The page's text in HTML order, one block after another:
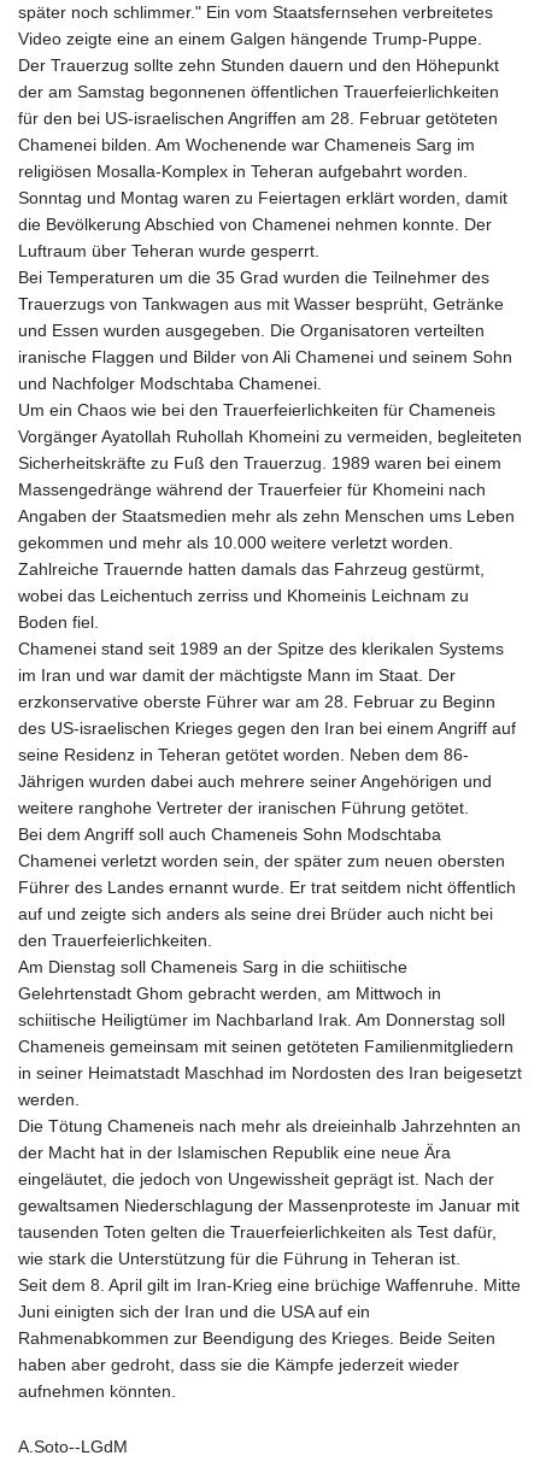
später noch schlimmer." Ein vom Staatsfernsehen verbreitetes
Video zeigte eine an einem Galgen hängende Trump-Puppe.
Der Trauerzug sollte zehn Stunden dauern und den Höhepunkt
der am Samstag begonnenen öffentlichen Trauerfeierlichkeiten
für den bei US-israelischen Angriffen am 28. Februar getöteten
Chamenei bilden. Am Wochenende war Chameneis Sarg im
religiösen Mosalla-Komplex in Teheran aufgebahrt worden.
Sonntag und Montag waren zu Feiertagen erklärt worden, damit
die Bevölkerung Abschied von Chamenei nehmen konnte. Der
Luftraum über Teheran wurde gesperrt.
Bei Temperaturen um die 35 Grad wurden die Teilnehmer des
Trauerzugs von Tankwagen aus mit Wasser besprüht, Getränke
und Essen wurden ausgegeben. Die Organisatoren verteilten
iranische Flaggen und Bilder von Ali Chamenei und seinem Sohn
und Nachfolger Modschtaba Chamenei.
Um ein Chaos wie bei den Trauerfeierlichkeiten für Chameneis
Vorgänger Ayatollah Ruhollah Khomeini zu vermeiden, begleiteten
Sicherheitskräfte zu Fuß den Trauerzug. 1989 waren bei einem
Massengedränge während der Trauerfeier für Khomeini nach
Angaben der Staatsmedien mehr als zehn Menschen ums Leben
gekommen und mehr als 10.000 weitere verletzt worden.
Zahlreiche Trauernde hatten damals das Fahrzeug gestürmt,
wobei das Leichentuch zerriss und Khomeinis Leichnam zu
Boden fiel.
Chamenei stand seit 1989 an der Spitze des klerikalen Systems
im Iran und war damit der mächtigste Mann im Staat. Der
erzkonservative oberste Führer war am 28. Februar zu Beginn
des US-israelischen Krieges gegen den Iran bei einem Angriff auf
seine Residenz in Teheran getötet worden. Neben dem 86-
Jährigen wurden dabei auch mehrere seiner Angehörigen und
weitere ranghohe Vertreter der iranischen Führung getötet.
Bei dem Angriff soll auch Chameneis Sohn Modschtaba
Chamenei verletzt worden sein, der später zum neuen obersten
Führer des Landes ernannt wurde. Er trat seitdem nicht öffentlich
auf und zeigte sich anders als seine drei Brüder auch nicht bei
den Trauerfeierlichkeiten.
Am Dienstag soll Chameneis Sarg in die schiitische
Gelehrtenstadt Ghom gebracht werden, am Mittwoch in
schiitische Heiligtümer im Nachbarland Irak. Am Donnerstag soll
Chameneis gemeinsam mit seinen getöteten Familienmitgliedern
in seiner Heimatstadt Maschhad im Nordosten des Iran beigesetzt
werden.
Die Tötung Chameneis nach mehr als dreieinhalb Jahrzehnten an
der Macht hat in der Islamischen Republik eine neue Ära
eingeläutet, die jedoch von Ungewissheit geprägt ist. Nach der
gewaltsamen Niederschlagung der Massenproteste im Januar mit
tausenden Toten gelten die Trauerfeierlichkeiten als Test dafür,
wie stark die Unterstützung für die Führung in Teheran ist.
Seit dem 8. April gilt im Iran-Krieg eine brüchige Waffenruhe. Mitte
Juni einigten sich der Iran und die USA auf ein
Rahmenabkommen zur Beendigung des Krieges. Beide Seiten
haben aber gedroht, dass sie die Kämpfe jederzeit wieder
aufnehmen könnten.
A.Soto--LGdM